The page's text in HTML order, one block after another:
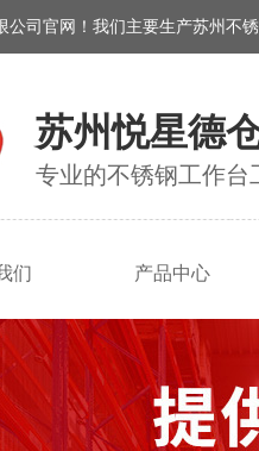
公司官网！我们主要生产苏州不
苏州悦星德
专业的不锈钢工作台
们 产品中心